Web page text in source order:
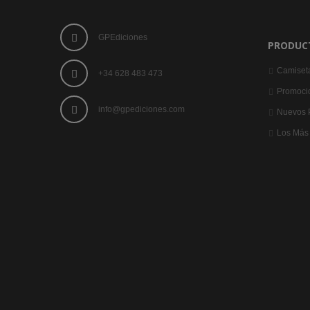
GPEdiciones
+34 628 483 473
info@gpediciones.com Nuevos
Los